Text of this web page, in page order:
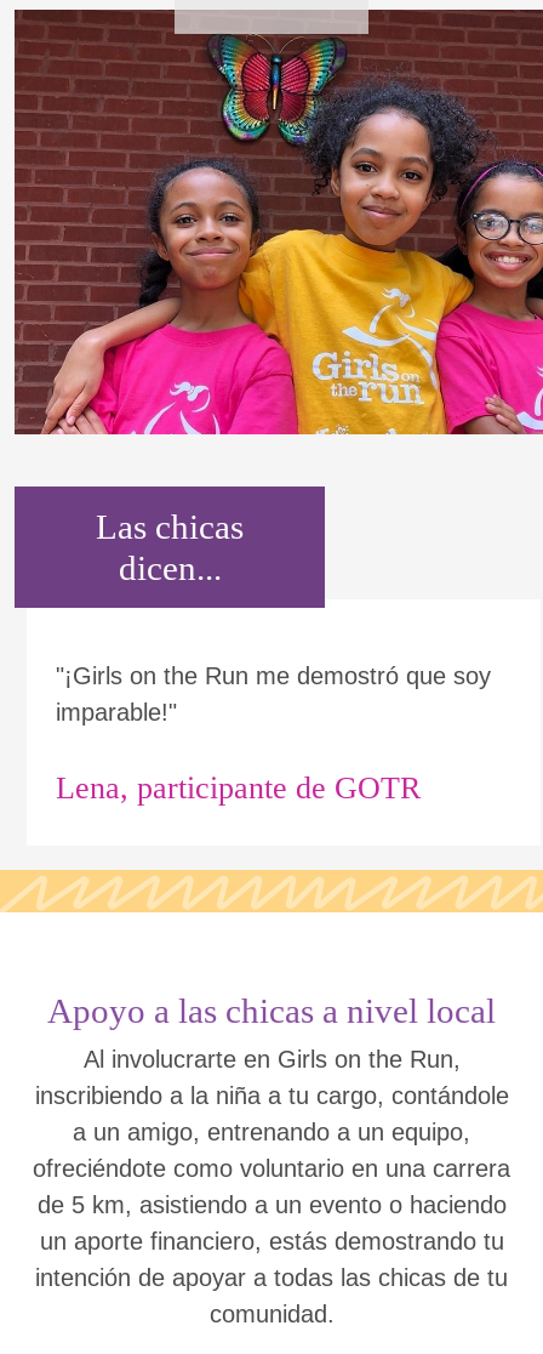
Las chicas
dicen...
"¡Girls on the Run me demostró que soy
imparable!"
Lena, participante de GOTR
Apoyo a las chicas a nivel local
Al involucrarte en Girls on the Run,
inscribiendo a la niña a tu cargo, contándole
a un amigo, entrenando a un equipo,
ofreciéndote como voluntario en una carrera
de 5 km, asistiendo a un evento o haciendo
un aporte financiero, estás demostrando tu
intención de apoyar a todas las chicas de tu
comunidad.